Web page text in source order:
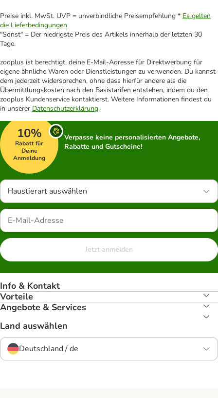
Preise inkl. MwSt. UVP = unverbindliche Preisempfehlung * Es gelten
die Lieferbedingungen
"Sonst" = Der niedrigste Preis des Artikels innerhalb der letzten 30
Tage.
zooplus ist berechtigt, deine E-Mail-Adresse für Direktwerbung für
eigene ähnliche Waren oder Dienstleistungen zu verwenden. Du kannst
dem jederzeit widersprechen, ohne dass hierfür andere als die
Übermittlungskosten nach den Basistarifen entstehen, indem du den
zooplus Kundenservice kontaktierst. Weitere Informationen findest du
in unserer Datenschutzerklärung.
10%
Rabatt für
Deine
Anmeldung
Verpasse keine personalisierten Angebote,
Rabatte und Gutscheine!
Haustierart auswählen
Jetzt anmelden
Info & Kontakt
Vorteile
Angebote & Services
Land auswählen
Deutschland / de